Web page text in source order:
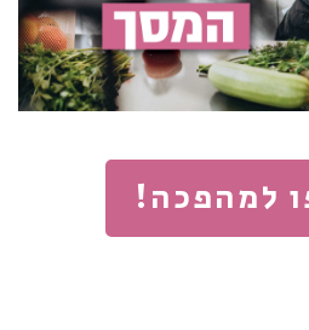
למהפכה!